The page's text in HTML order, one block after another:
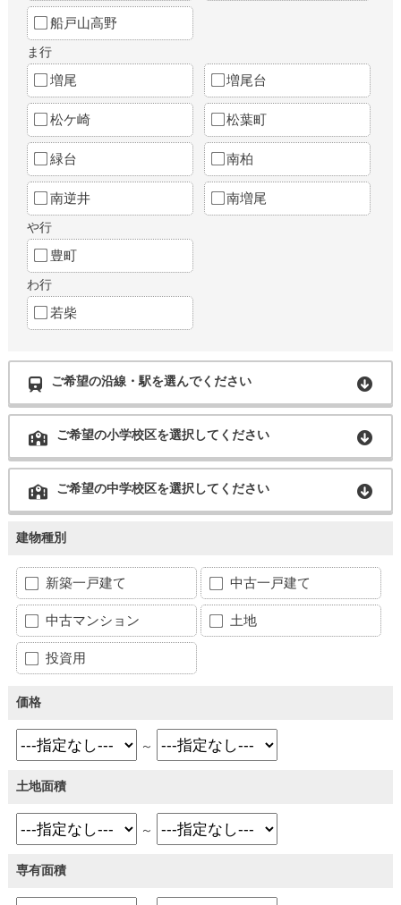
船戸山高野
ま行
増尾 増尾台
松ケ崎 松葉町
緑台 南柏
南逆井 南増尾
や行
豊町
わ行
若柴
ご希望の沿線・駅を選んでください
ご希望の小学校区を選択してください
ご希望の中学校区を選択してください
建物種別
新築一戸建て 中古一戸建て
中古マンション 土地
投資用
価格
～
土地面積
～
専有面積